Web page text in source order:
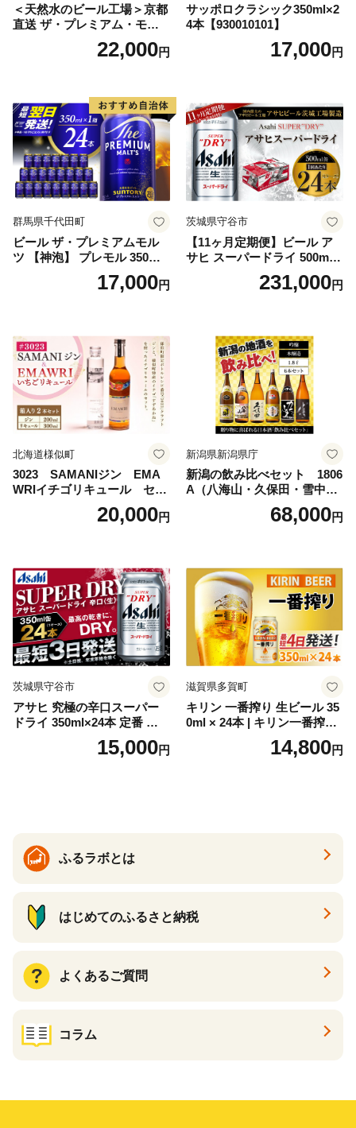
＜天然水のビール工場＞京都
直送 ザ・プレミアム・モル
ツ 350ml×24本 プレモル [149
22,000円
サッポロクラシック350ml×2
4本【930010101】
17,000円
群馬県千代田町
ビール ザ・プレミアムモル
ツ 【神泡】 プレモル 350ml
× 24本 サントリー〈天然水の
ビール工場〉群馬※沖縄・離
17,000円
茨城県守谷市
【11ヶ月定期便】ビール ア
サヒ スーパードライ 500ml 2
4本 1ケース×11ヶ月 | アサヒ
ビール 究極の辛口 酒 お酒 ア
uper dry 11回 缶ビール 缶 ギ
フト 内祝い 茨城県守谷市 送
料無料
231,000円
北海道様似町
3023 SAMANIジン EMA
WRIイチゴリキュール セッ
ト（箱入り）【大人の味 酒
お酒 洋酒 スピリッツ クラフ
セット 詰め合わせ カクテル
ソーダ割り アルコール ロッ
ク ソーダ ジントニック 】
20,000円
新潟県新潟県庁
新潟の飲み比べセット 1806
A（八海山・久保田・雪中
梅・越乃寒梅・かたふね・千
68,000円
茨城県守谷市
アサヒ 究極の辛口スーパー
ドライ 350ml×24本 定番 ビー
ル 缶ビール 酒 お酒 アルコー
15,000円
滋賀県多賀町
キリン 一番搾り 生ビール 35
0ml × 24本 | キリン一番搾り
キリンビール 一番搾り ビー
ル 24缶 きりんいちばんしぼ
14,800円
ふるラボとは
はじめてのふるさと納税
よくあるご質問
コラム